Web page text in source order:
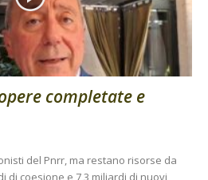
completate e
del Pnrr, ma restano risorse da
di coesione e 7,3 miliardi di nuovi